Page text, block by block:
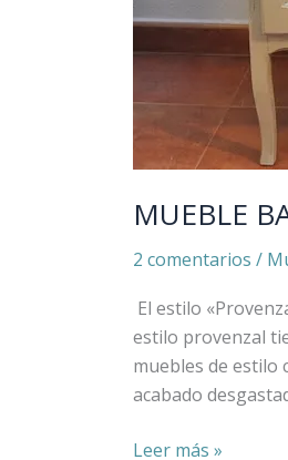
MUEBLE
2 comentarios /
El estilo
estilo provenzal
muebles de estilo
acabado
Leer más »